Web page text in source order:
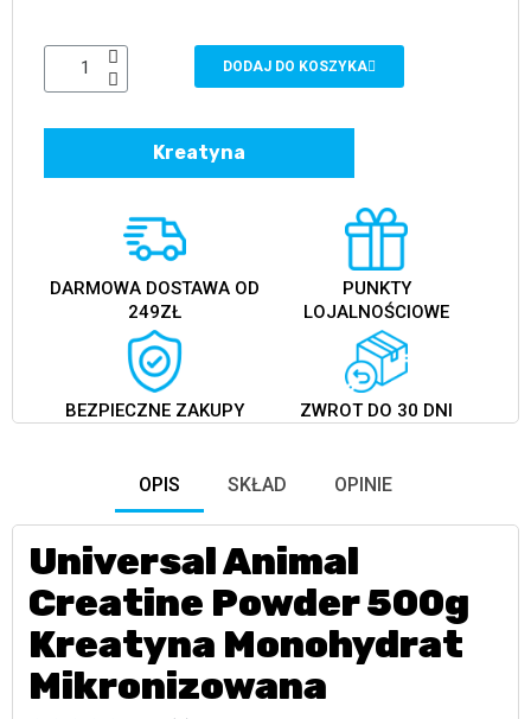
DODAJ DO KOSZYKA
Kreatyna
DARMOWA DOSTAWA OD
249ZŁ
PUNKTY
LOJALNOŚCIOWE
BEZPIECZNE ZAKUPY ZWROT DO 30 DNI
OPIS SKŁAD OPINIE
Universal Animal
Creatine Powder 500g
Kreatyna Monohydrat
Mikronizowana